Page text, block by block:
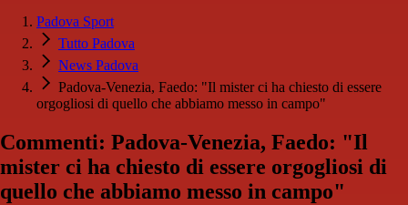
Padova Sport
Tutto Padova
News Padova
Padova-Venezia, Faedo: "Il mister ci ha chiesto di essere
orgogliosi di quello che abbiamo messo in campo"
Commenti: Padova-Venezia, Faedo: "Il
mister ci ha chiesto di essere orgogliosi di
quello che abbiamo messo in campo"